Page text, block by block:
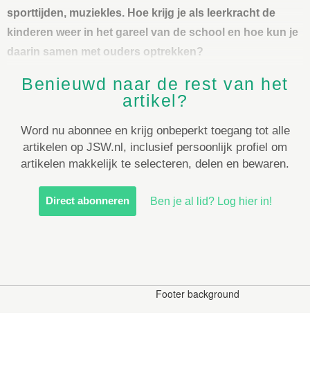
sporttijden, muziekles. Hoe krijg je als leerkracht de
kinderen weer in het gareel van de school en hoe kun je
daarin samen met ouders optrekken?
Benieuwd naar de rest van het
artikel?
Word nu abonnee en krijg onbeperkt toegang tot alle
artikelen op JSW.nl, inclusief persoonlijk profiel om
artikelen makkelijk te selecteren, delen en bewaren.
Direct abonneren Ben je al lid? Log hier in!